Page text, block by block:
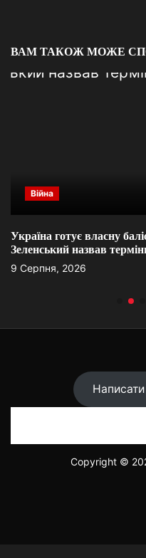
ВАМ ТАКОЖ МОЖЕ
Війна
Україна готує власну
Зеленський назвав
9 Серпня, 2026
Copyright ©